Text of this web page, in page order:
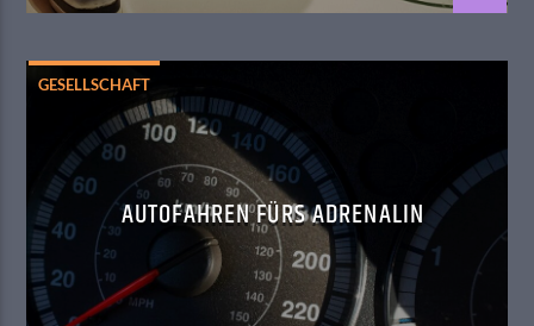
GESELLSCHAFT
AUTOFAHREN FÜRS ADRENALIN